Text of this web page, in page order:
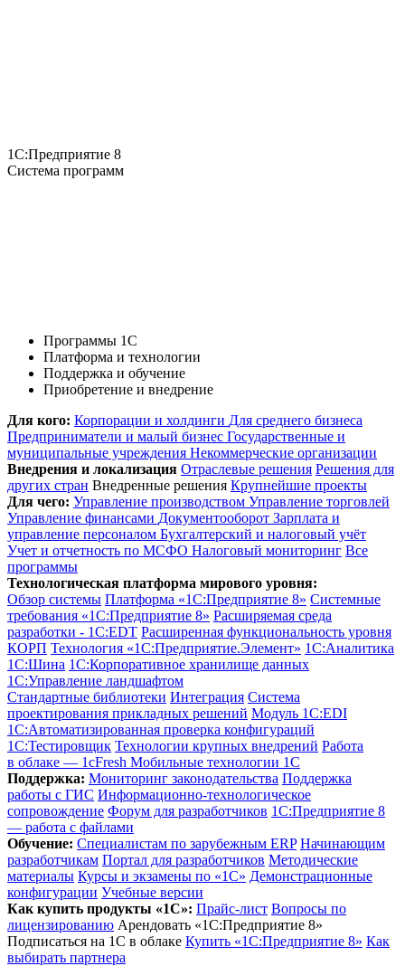
1С:Предприятие 8
Система программ
Программы 1С
Платформа и технологии
Поддержка и обучение
Приобретение и внедрение
Для кого: Корпорации и холдинги Для среднего бизнеса
Предприниматели и малый бизнес Государственные и
муниципальные учреждения Некоммерческие организации
Внедрения и локализация Отраслевые решения Решения для
других стран Внедренные решения Крупнейшие проекты
Для чего: Управление производством Управление торговлей
Управление финансами Документооборот Зарплата и
управление персоналом Бухгалтерский и налоговый учёт
Учет и отчетность по МСФО Налоговый мониторинг Все
программы
Технологическая платформа мирового уровня:
Обзор системы Платформа «1С:Предприятие 8» Системные
требования «1С:Предприятие 8» Расширяемая среда
разработки - 1C:EDT Расширенная функциональность уровня
КОРП Технология «1С:Предприятие.Элемент» 1C:Аналитика
1С:Шина 1С:Корпоративное хранилище данных
1С:Управление ландшафтом
Стандартные библиотеки Интеграция Система
проектирования прикладных решений Модуль 1C:EDI
1С:Автоматизированная проверка конфигураций
1С:Тестировщик Технологии крупных внедрений Работа
в облаке — 1cFresh Мобильные технологии 1С
Поддержка: Мониторинг законодательства Поддержка
работы с ГИС Информационно-технологическое
сопровождение Форум для разработчиков 1С:Предприятие 8
— работа с файлами
Обучение: Cпециалистам по зарубежным ERP Начинающим
разработчикам Портал для разработчиков Методические
материалы Курсы и экзамены по «1С» Демонстрационные
конфигурации Учебные версии
Как купить продукты «1С»: Прайс-лист Вопросы по
лицензированию Арендовать «1С:Предприятие 8»
Подписаться на 1С в облаке Купить «1С:Предприятие 8» Как
выбирать партнера